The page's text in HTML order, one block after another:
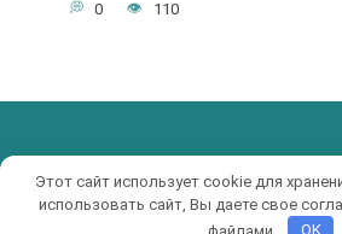
0 110
© 2017-2019 KRUTIAK.RU
Этот сайт использует cookie для
использовать сайт, Вы даете свое
файлами.
OK